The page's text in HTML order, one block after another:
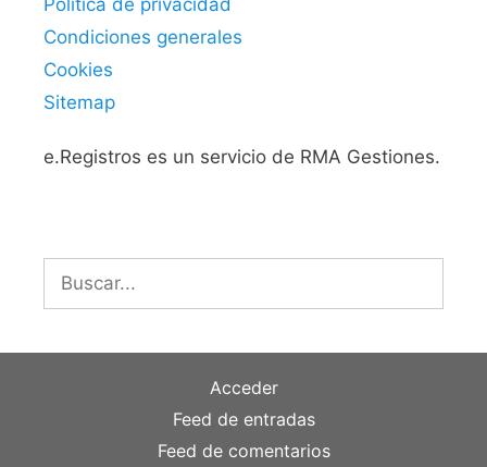
Condiciones generales
Cookies
Sitemap
e.Registros es un servicio de RMA Gestiones.
Acceder
Feed de entradas
Feed de comentarios